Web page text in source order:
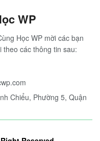
WP
Học WP mời các bạn
các thông tin sau:
Chiểu, Phường 5, Quận